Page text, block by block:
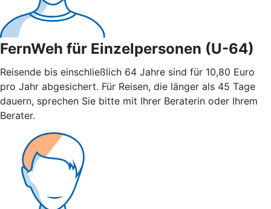
FernWeh für Einzelpersonen (U-64)
Reisende bis einschließlich 64 Jahre sind für 10,80 Euro
pro Jahr abgesichert. Für Reisen, die länger als 45 Tage
dauern, sprechen Sie bitte mit Ihrer Beraterin oder Ihrem
Berater.